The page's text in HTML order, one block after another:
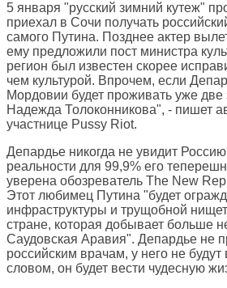
5 января "русский зимний кутеж"
приехал в Сочи получать
самого Путина. Позднее актер
ему предложили пост министра
регион был известен скорее
чем культурой. Впрочем, если
Мордовии будет проживать уже две
Надежда Толоконникова", - пишет
участнице Pussy Riot.
Депардье никогда не увидит
реальности для 99,9% его
уверена обозреватель The New
Этот любимец Путина "будет
инфраструктуры и трущобной
стране, которая добывает больше
Саудовская Аравия". Депардье не
российским врачам, у него не будут
словом, он будет вести чудесную